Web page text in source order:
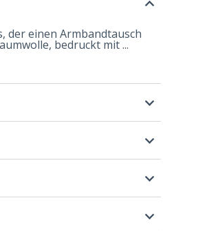
der einen Armbandtausch
bedruckt mit ...